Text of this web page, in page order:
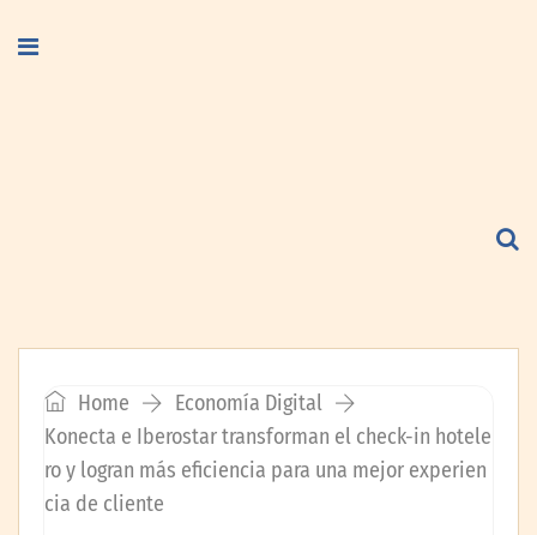
Home
Economía Digital
Konecta e Iberostar transforman el check-in hotele
ro y logran más eficiencia para una mejor experien
cia de cliente